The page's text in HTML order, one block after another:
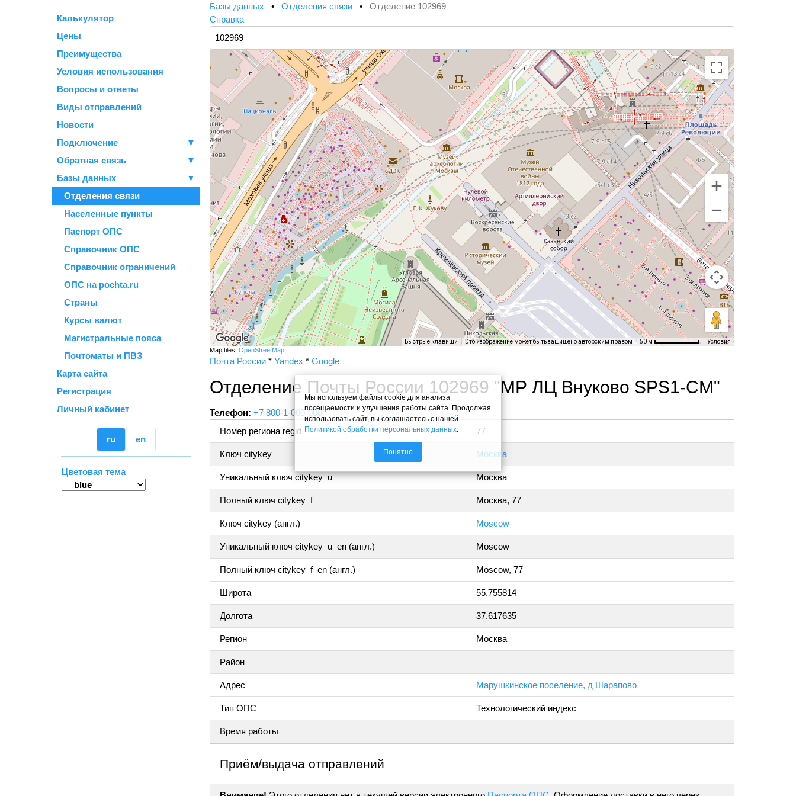
Калькулятор
Цены
Преимущества
Условия использования
Вопросы и ответы
Виды отправлений
Новости
Подключение
▼
Обратная связь
▼
Базы данных
▼
Отделения связи
Населенные пункты
Паспорт ОПС
Справочник ОПС
Справочник ограничений
ОПС на pochta.ru
Страны
Курсы валют
Магистральные пояса
Почтоматы и ПВЗ
Карта сайта
Регистрация
Личный кабинет
ru en
Цветовая тема
Базы данных • Отделения связи • Отделение 102969
Справка
Быстрые клавиши Это изображение может быть защищено авторским правом 50 м Условия
Map tiles: OpenStreetMap
Почта России * Yandex * Google
Отделение Почты России 102969 "МР ЛЦ Внуково SPS1-СМ"
Телефон: +7 800-1-000-000
Номер региона regid
77
Ключ citykey Москва
Уникальный ключ citykey_u Москва
Полный ключ citykey_f Москва, 77
Ключ citykey (англ.) Moscow
Уникальный ключ citykey_u_en (англ.) Moscow
Полный ключ citykey_f_en (англ.) Moscow, 77
Широта 55.755814
Долгота 37.617635
Регион Москва
Район
Адрес Марушкинское поселение, д Шарапово
Тип ОПС Технологический индекс
Время работы
Приём/выдача отправлений
Мы используем файлы cookie для анализа
посещаемости и улучшения работы сайта. Продолжая
использовать сайт, вы соглашаетесь с нашей
Политикой обработки персональных данных.
Понятно